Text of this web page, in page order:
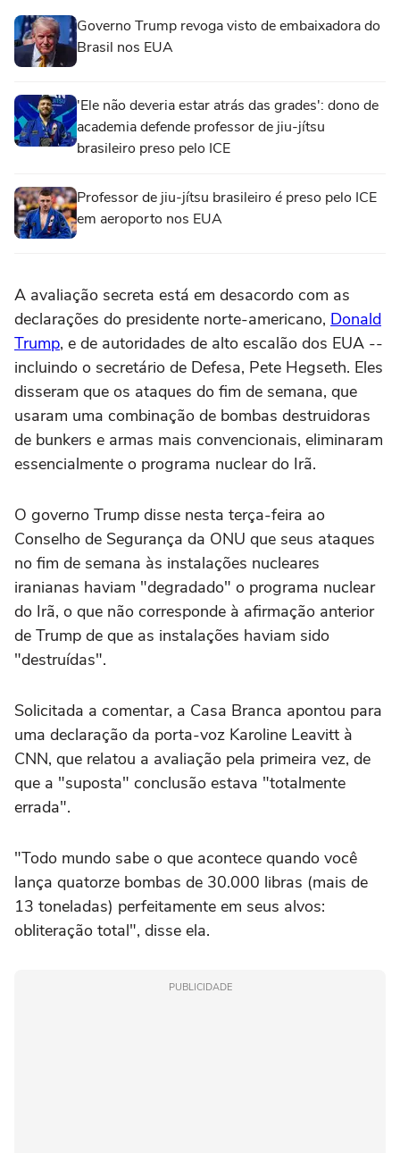
Governo Trump revoga visto de embaixadora do
Brasil nos EUA
'Ele não deveria estar atrás das grades': dono de
academia defende professor de jiu-jítsu
brasileiro preso pelo ICE
Professor de jiu-jítsu brasileiro é preso pelo ICE
em aeroporto nos EUA
A avaliação secreta está em desacordo com as
declarações do presidente norte-americano, Donald
Trump, e de autoridades de alto escalão dos EUA --
incluindo o secretário de Defesa, Pete Hegseth. Eles
disseram que os ataques do fim de semana, que
usaram uma combinação de bombas destruidoras
de bunkers e armas mais convencionais, eliminaram
essencialmente o programa nuclear do Irã.
O governo Trump disse nesta terça-feira ao
Conselho de Segurança da ONU que seus ataques
no fim de semana às instalações nucleares
iranianas haviam "degradado" o programa nuclear
do Irã, o que não corresponde à afirmação anterior
de Trump de que as instalações haviam sido
"destruídas".
Solicitada a comentar, a Casa Branca apontou para
uma declaração da porta-voz Karoline Leavitt à
CNN, que relatou a avaliação pela primeira vez, de
que a "suposta" conclusão estava "totalmente
errada".
"Todo mundo sabe o que acontece quando você
lança quatorze bombas de 30.000 libras (mais de
13 toneladas) perfeitamente em seus alvos:
obliteração total", disse ela.
PUBLICIDADE